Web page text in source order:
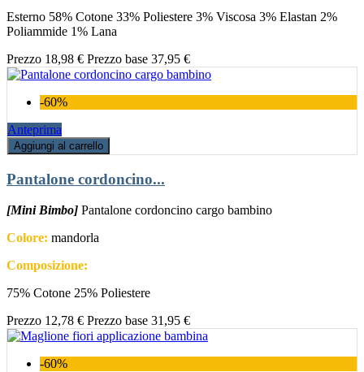
Esterno 58% Cotone 33% Poliestere 3% Viscosa 3% Elastan 2%
Poliammide 1% Lana
Prezzo 18,98 € Prezzo base 37,95 €
-60%
Anteprima
Aggiungi al carrello
Pantalone cordoncino...
[Mini Bimbo] Pantalone cordoncino cargo bambino
Colore: mandorla
Composizione:
75% Cotone 25% Poliestere
Prezzo 12,78 € Prezzo base 31,95 €
-60%